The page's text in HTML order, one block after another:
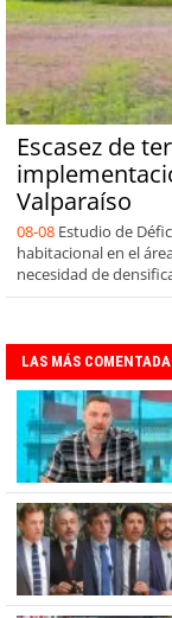
Escasez de
Valparaíso
08-08 Estudio de
habitacional en el
necesidad de
LAS MÁS